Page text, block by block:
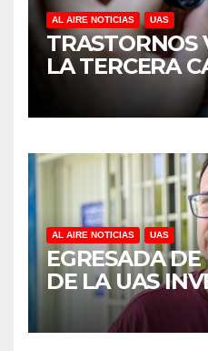
AL AIRE NOTICIAS UAS
TRASTORNOS
LA TERCERA
REVELA
AL AIRE NOTICIAS UAS
EGRESADA
DE LA UAS
DUELO
SOBRECARGA